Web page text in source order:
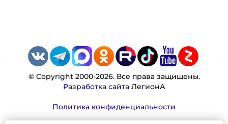
© Copyright 2000-2026. Все права защищены.
Разработка сайтаЛегионА
Политика конфиденциальности